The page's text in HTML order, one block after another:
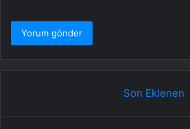
Son Eklenen